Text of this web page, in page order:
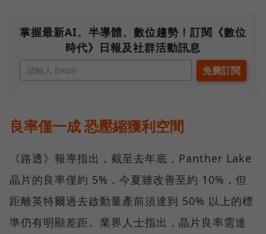
掌握最新AI、半導體、數位趨勢！訂閱《數位
時代》日報及社群活動訊息
良率僅一成 恐壓縮獲利空間
《路透》報導指出，截至去年底，Panther Lake
晶片的良率僅約 5%，今夏雖改善至約 10%，但
距離英特爾過去啟動量產前須達到 50% 以上的標
準仍有明顯差距。業界人士指出，晶片良率需達